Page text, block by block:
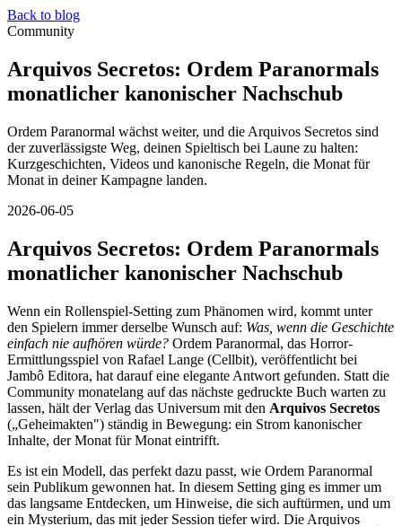
Back to blog
Community
Arquivos Secretos: Ordem Paranormals
monatlicher kanonischer Nachschub
Ordem Paranormal wächst weiter, und die Arquivos Secretos sind
der zuverlässigste Weg, deinen Spieltisch bei Laune zu halten:
Kurzgeschichten, Videos und kanonische Regeln, die Monat für
Monat in deiner Kampagne landen.
2026-06-05
Arquivos Secretos: Ordem Paranormals
monatlicher kanonischer Nachschub
Wenn ein Rollenspiel-Setting zum Phänomen wird, kommt unter
den Spielern immer derselbe Wunsch auf: Was, wenn die Geschichte
einfach nie aufhören würde? Ordem Paranormal, das Horror-
Ermittlungsspiel von Rafael Lange (Cellbit), veröffentlicht bei
Jambô Editora, hat darauf eine elegante Antwort gefunden. Statt die
Community monatelang auf das nächste gedruckte Buch warten zu
lassen, hält der Verlag das Universum mit den Arquivos Secretos
(„Geheimakten") ständig in Bewegung: ein Strom kanonischer
Inhalte, der Monat für Monat eintrifft.
Es ist ein Modell, das perfekt dazu passt, wie Ordem Paranormal
sein Publikum gewonnen hat. In diesem Setting ging es immer um
das langsame Entdecken, um Hinweise, die sich auftürmen, und um
ein Mysterium, das mit jeder Session tiefer wird. Die Arquivos